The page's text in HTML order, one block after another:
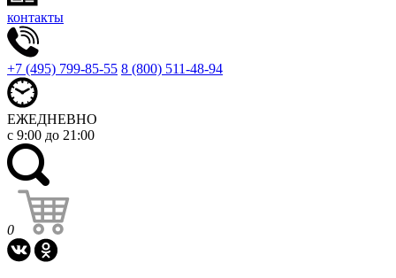
контакты
+7 (495) 799-85-55 8 (800) 511-48-94
ЕЖЕДНЕВНО
с 9:00 до 21:00
0